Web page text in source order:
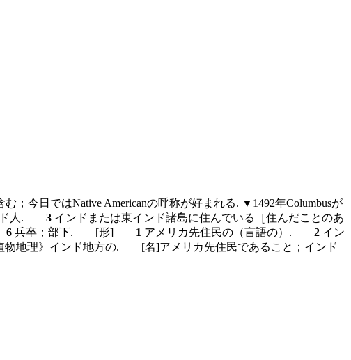
；今日ではNative Americanの呼称が好まれる. ▼1492年Columbusが
ド人. 3 インドまたは東インド諸島に住んでいる［住んだことのあ
6 兵卒；部下. [形] 1 アメリカ先住民の（言語の）. 2 イン
物地理》インド地方の. [名]アメリカ先住民であること；インド